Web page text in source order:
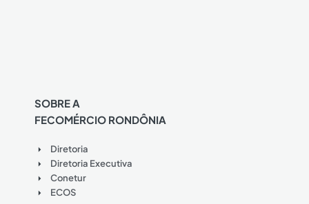
SOBRE A
FECOMÉRCIO RONDÔNIA
Diretoria
Diretoria Executiva
Conetur
ECOS